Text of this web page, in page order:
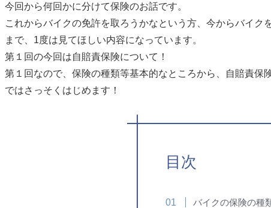
今回から何回かに分けて保険のお話です。
これからバイクの免許を取ろうかなという方、今からバイ
まで、1度は見てほしい内容になっています。
第１回の今回は自賠責保険について！
第１回なので、保険の種類等基本的なところから、自賠責保
ではさっそくはじめます！
目次
バイクの保険の種